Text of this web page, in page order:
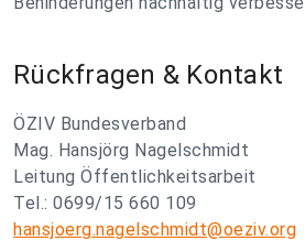
Rückfragen & Kontakt
ÖZIV Bundesverband
Mag. Hansjörg Nagelschmidt
Leitung Öffentlichkeitsarbeit
Tel.: 0699/15 660 109
hansjoerg.nagelschmidt@oeziv.org